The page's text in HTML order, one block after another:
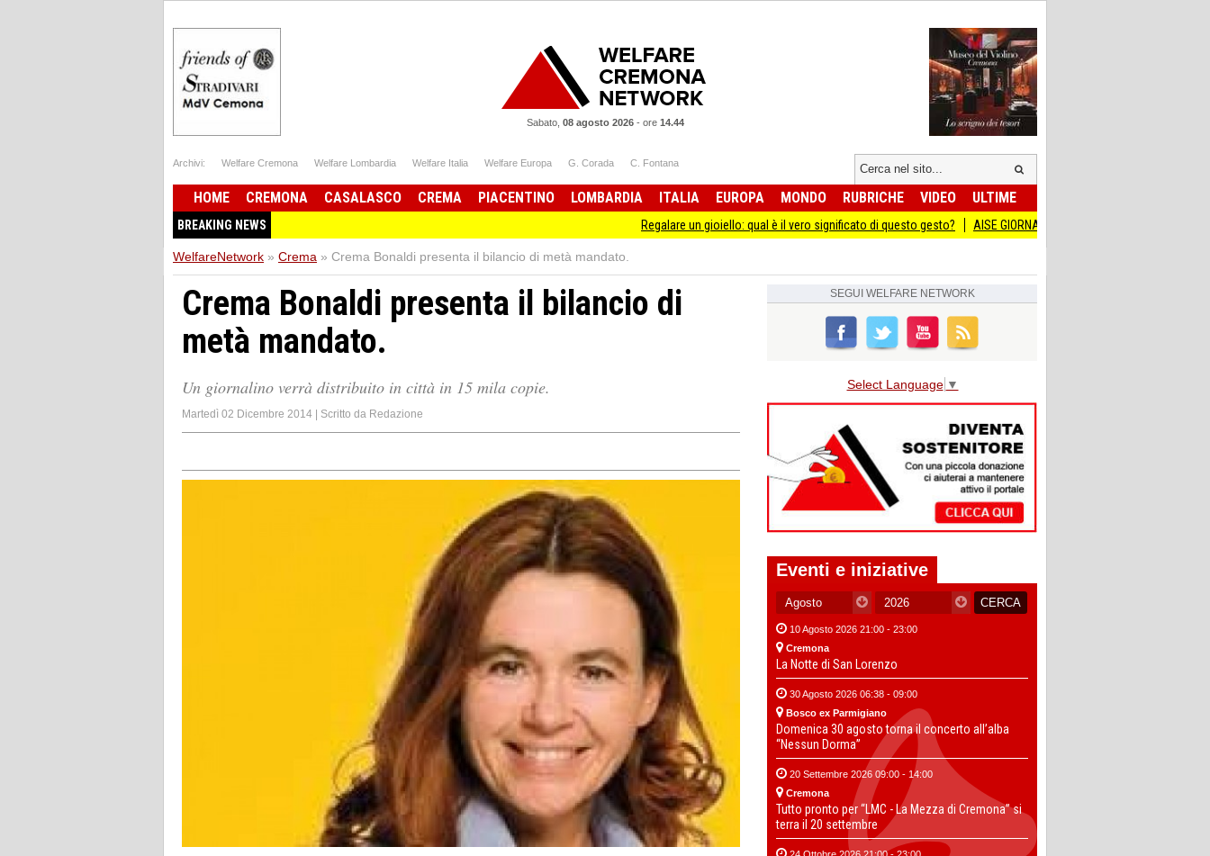
Sabato, 08 agosto 2026- ore 14.44
Archivi: Welfare Cremona Welfare Lombardia Welfare Italia Welfare Europa G. Corada C. Fontana
HOME CREMONA CASALASCO CREMA PIACENTINO LOMBARDIA ITALIA EUROPA MONDO RUBRICHE VIDEO ULTIME
BREAKING NEWS Regalare un gioiello: qual è il vero significato di questo gesto? AISE GIORNATA DEL SACRIFICIO DEL LAVORO ITALIANO
WelfareNetwork » Crema » Crema Bonaldi presenta il bilancio di metà mandato.
Crema Bonaldi presenta il bilancio di
metà mandato.
Un giornalino verrà distribuito in città in 15 mila copie.
Martedì 02 Dicembre 2014 | Scritto da Redazione
SEGUI WELFARE NETWORK
Select Language ▼
Eventi e iniziative
10 Agosto 2026 21:00 - 23:00
Cremona
La Notte di San Lorenzo
30 Agosto 2026 06:38 - 09:00
Bosco ex Parmigiano
Domenica 30 agosto torna il concerto all’alba
“Nessun Dorma”
20 Settembre 2026 09:00 - 14:00
Cremona
Tutto pronto per “LMC - La Mezza di Cremona” si
terra il 20 settembre